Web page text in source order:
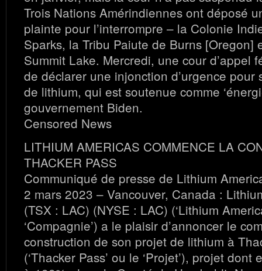
Trois Nations Amérindiennes ont déposé
plainte pour l’interrompre – la Colonie
Sparks, la Tribu Paiute de Burns [Oregon]
Summit Lake. Mercredi, une cour d’appel
de déclarer une injonction d’urgence pour
de lithium, qui est soutenue comme
gouvernement Biden.
Censored News
LITHIUM AMERICAS COMMENCE LA
THACKER PASS
Communiqué de presse de Lithium
2 mars 2023 – Vancouver, Canada :
(TSX : LAC) (NYSE : LAC) (‘Lithium
‘Compagnie’) a le plaisir d’annoncer le
construction de son projet de lithium à
(‘Thacker Pass’ ou le ‘Projet’), projet